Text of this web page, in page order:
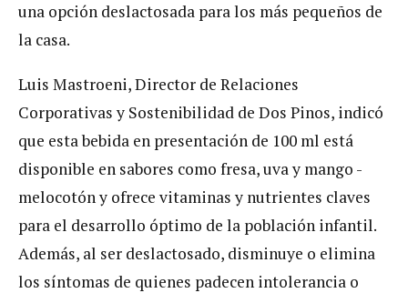
una opción deslactosada para los más pequeños de
la casa.
Luis Mastroeni, Director de Relaciones
Corporativas y Sostenibilidad de Dos Pinos, indicó
que esta bebida en presentación de 100 ml está
disponible en sabores como fresa, uva y mango -
melocotón y ofrece vitaminas y nutrientes claves
para el desarrollo óptimo de la población infantil.
Además, al ser deslactosado, disminuye o elimina
los síntomas de quienes padecen intolerancia o